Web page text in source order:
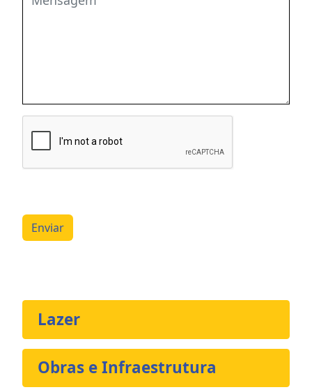
Enviar
Lazer
Obras e Infraestrutura